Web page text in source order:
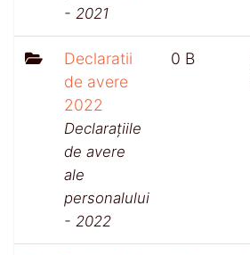
- 2021
Declaratii
de avere
2022
Declarațiile
de avere
ale
personalului
- 2022
0 B